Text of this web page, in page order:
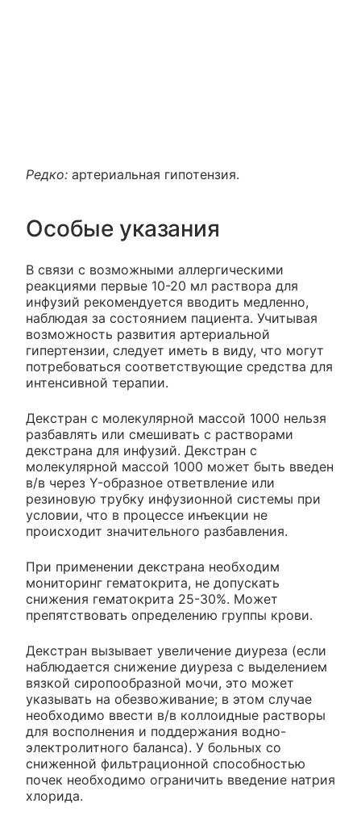
Редко: артериальная гипотензия.
Особые указания
В связи с возможными аллергическими
реакциями первые 10-20 мл раствора для
инфузий рекомендуется вводить медленно,
наблюдая за состоянием пациента. Учитывая
возможность развития артериальной
гипертензии, следует иметь в виду, что могут
потребоваться соответствующие средства для
интенсивной терапии.
Декстран с молекулярной массой 1000 нельзя
разбавлять или смешивать с растворами
декстрана для инфузий. Декстран с
молекулярной массой 1000 может быть введен
в/в через Y-образное ответвление или
резиновую трубку инфузионной системы при
условии, что в процессе инъекции не
происходит значительного разбавления.
При применении декстрана необходим
мониторинг гематокрита, не допускать
снижения гематокрита 25-30%. Может
препятствовать определению группы крови.
Декстран вызывает увеличение диуреза (если
наблюдается снижение диуреза с выделением
вязкой сиропообразной мочи, это может
указывать на обезвоживание; в этом случае
необходимо ввести в/в коллоидные растворы
для восполнения и поддержания водно-
электролитного баланса). У больных со
сниженной фильтрационной способностью
почек необходимо ограничить введение натрия
хлорида.